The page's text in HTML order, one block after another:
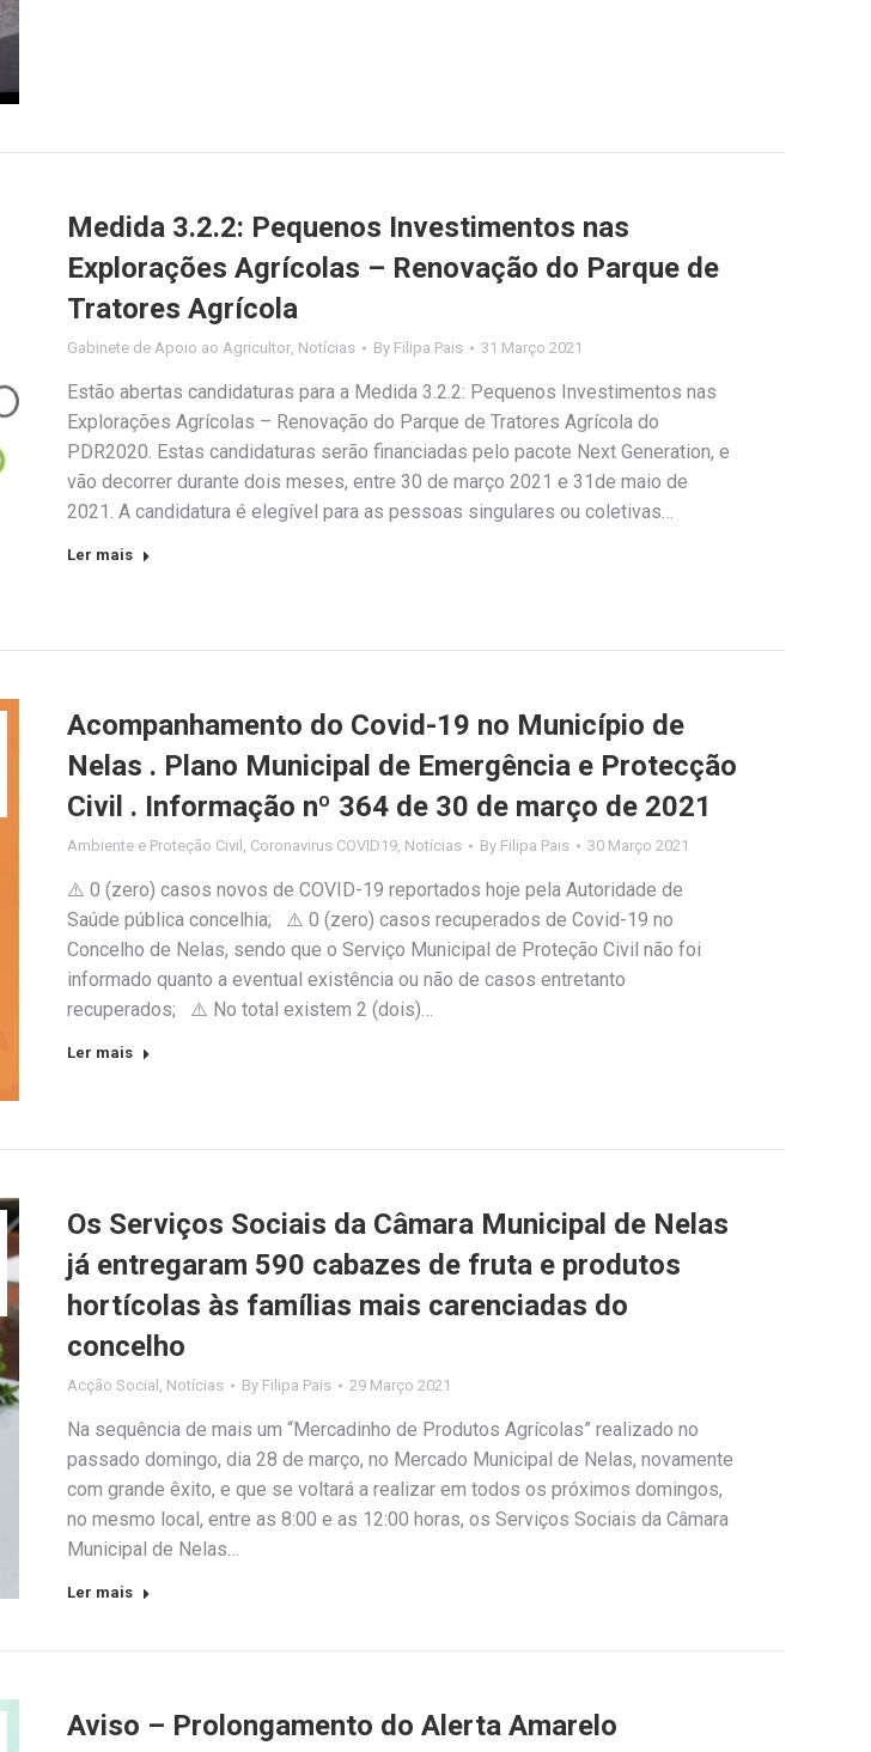
Medida 3.2.2: Pequenos Investimentos nas
Explorações Agrícolas – Renovação do Parque de
Tratores Agrícola
Gabinete de Apoio ao Agricultor Notícias By Filipa Pais 31 Março 2021
Estão abertas candidaturas para a Medida 3.2.2: Pequenos Investimentos nas
Explorações Agrícolas – Renovação do Parque de Tratores Agrícola do
PDR2020. Estas candidaturas serão financiadas pelo pacote Next Generation, e
vão decorrer durante dois meses, entre 30 de março 2021 e 31de maio de
2021. A candidatura é elegível para as pessoas singulares ou coletivas…
Ler mais
Acompanhamento do Covid-19 no Município de
Nelas . Plano Municipal de Emergência e Protecção
Civil . Informação nº 364 de 30 de março de 2021
Ambiente e Proteção Civil , Coronavirus COVID19, Notícias By Filipa Pais 30 Março 2021
⚠️ 0 (zero) casos novos de COVID-19 reportados hoje pela Autoridade de
Saúde pública concelhia; ⚠️ 0 (zero) casos recuperados de Covid-19 no
Concelho de Nelas, sendo que o Serviço Municipal de Proteção Civil não foi
informado quanto a eventual existência ou não de casos entretanto
recuperados; ⚠️ No total existem 2 (dois)…
Ler mais
Os Serviços Sociais da Câmara Municipal de Nelas
já entregaram 590 cabazes de fruta e produtos
hortícolas às famílias mais carenciadas do
concelho
Acção Social Notícias By Filipa Pais 29 Março 2021
Na sequência de mais um “Mercadinho de Produtos Agrícolas” realizado no
passado domingo, dia 28 de março, no Mercado Municipal de Nelas, novamente
com grande êxito, e que se voltará a realizar em todos os próximos domingos,
no mesmo local, entre as 8:00 e as 12:00 horas, os Serviços Sociais da Câmara
Municipal de Nelas…
Ler mais
Aviso – Prolongamento do Alerta Amarelo